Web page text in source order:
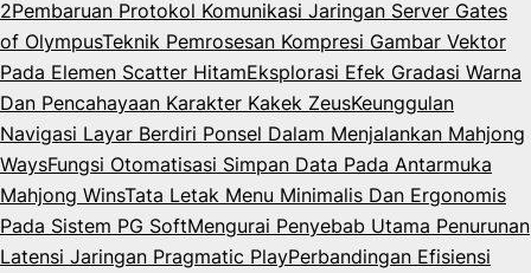
2Pembaruan Protokol Komunikasi Jaringan Server Gates
of OlympusTeknik Pemrosesan Kompresi Gambar Vektor
Pada Elemen Scatter HitamEksplorasi Efek Gradasi Warna
Dan Pencahayaan Karakter Kakek ZeusKeunggulan
Navigasi Layar Berdiri Ponsel Dalam Menjalankan Mahjong
WaysFungsi Otomatisasi Simpan Data Pada Antarmuka
Mahjong WinsTata Letak Menu Minimalis Dan Ergonomis
Pada Sistem PG SoftMengurai Penyebab Utama Penurunan
Latensi Jaringan Pragmatic PlayPerbandingan Efisiensi